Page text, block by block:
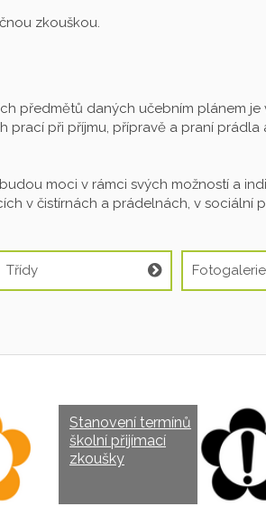
zkouškou.
předmětů daných učebním plánem je
prací při příjmu, přípravě a praní prádla
moci v rámci svých možností a
v čistírnách a prádelnách, v sociální
Třídy Fotogalerie
Stanovení termínů
školní přijímací
zkoušky